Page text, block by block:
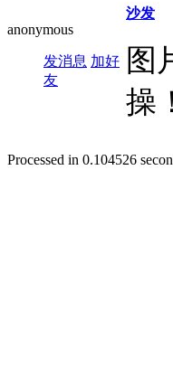
anonymous
发消息 加好
友
沙发
图
操！
Processed in 0.104526